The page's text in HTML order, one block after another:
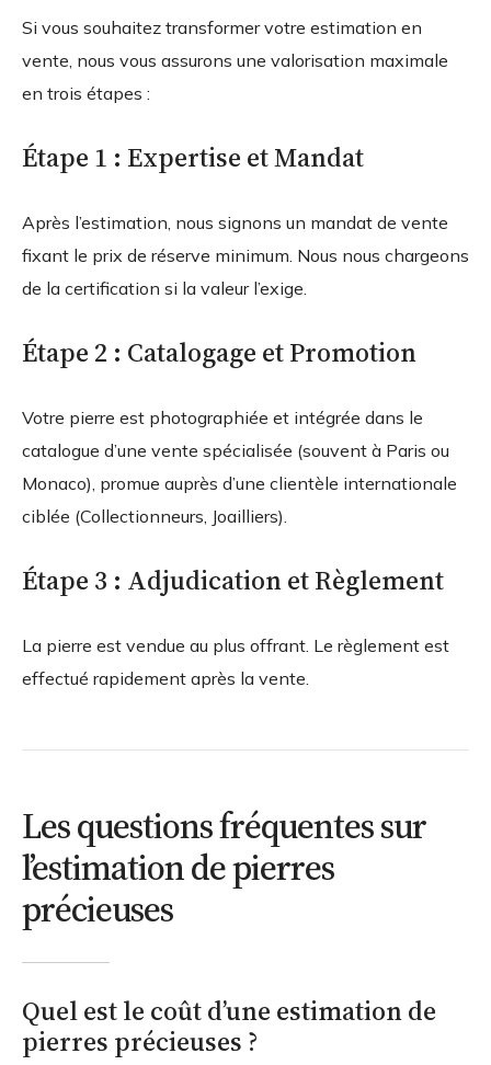
Si vous souhaitez transformer votre estimation en
vente, nous vous assurons une valorisation maximale
en trois étapes :
Étape 1 : Expertise et Mandat
Après l’estimation, nous signons un mandat de vente
fixant le prix de réserve minimum. Nous nous chargeons
de la certification si la valeur l’exige.
Étape 2 : Catalogage et Promotion
Votre pierre est photographiée et intégrée dans le
catalogue d’une vente spécialisée (souvent à Paris ou
Monaco), promue auprès d’une clientèle internationale
ciblée (Collectionneurs, Joailliers).
Étape 3 : Adjudication et Règlement
La pierre est vendue au plus offrant. Le règlement est
effectué rapidement après la vente.
Les questions fréquentes sur
l’estimation de pierres
précieuses
Quel est le coût d’une estimation de
pierres précieuses ?